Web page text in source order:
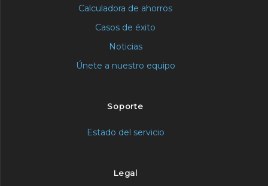
Calculadora de ahorros
Casos de éxito
Noticias
Únete a nuestro equipo
Soporte
Estado del servicio
Legal